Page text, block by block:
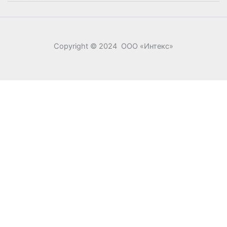
Copyright © 2024 ООО «‎Интекс»‎